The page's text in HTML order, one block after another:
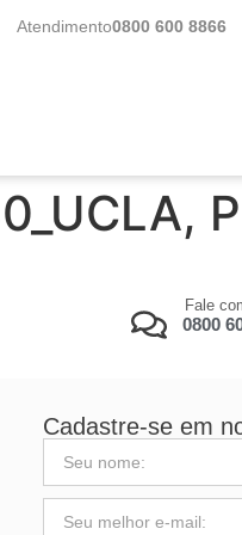
Atendimento0800 600 8866
Fale
0800
Cadastre-se em